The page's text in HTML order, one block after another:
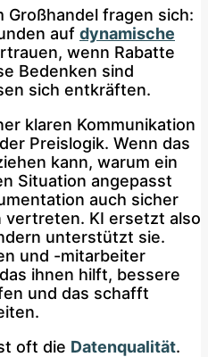
fragen sich:
auf dynamische
wenn Rabatte
Bedenken sind
sich entkräften.
klaren Kommunikation
Preislogik. Wenn das
kann, warum ein
Situation angepasst
auch sicher
vertreten. KI ersetzt also
unterstützt sie.
und -mitarbeiter
ihnen hilft, bessere
und das schafft
oft die Datenqualität.